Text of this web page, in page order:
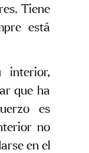
Tiene
está
que ha
es
no
en el